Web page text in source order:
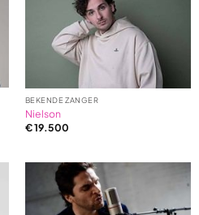
BEKENDE ZANGER
Nielson
€19.500